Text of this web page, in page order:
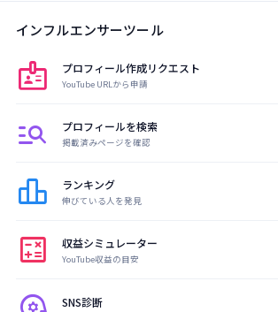
インフルエンサーツール
badge プロフィール作成リクエスト
YouTube URLから申請
manage_search プロフィールを検索
掲載済みページを確認
leaderboard ランキング
伸びている人を発見
calculate 収益シミュレーター
YouTube収益の目安
SNS診断